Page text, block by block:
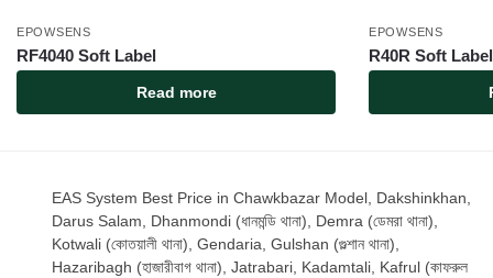
EPOWSENS
RF4040 Soft Label
Read more
EPOWSENS
R40R Soft Label
EAS System Best Price in Chawkbazar Model, Dakshinkhan,
Darus Salam, Dhanmondi (ধানমন্ডি থানা), Demra (ডেমরা থানা),
Kotwali (কোতয়ালী থানা), Gendaria, Gulshan (গুল্শান থানা),
Hazaribagh (হাজারীবাগ থানা), Jatrabari, Kadamtali, Kafrul (কাফরুল